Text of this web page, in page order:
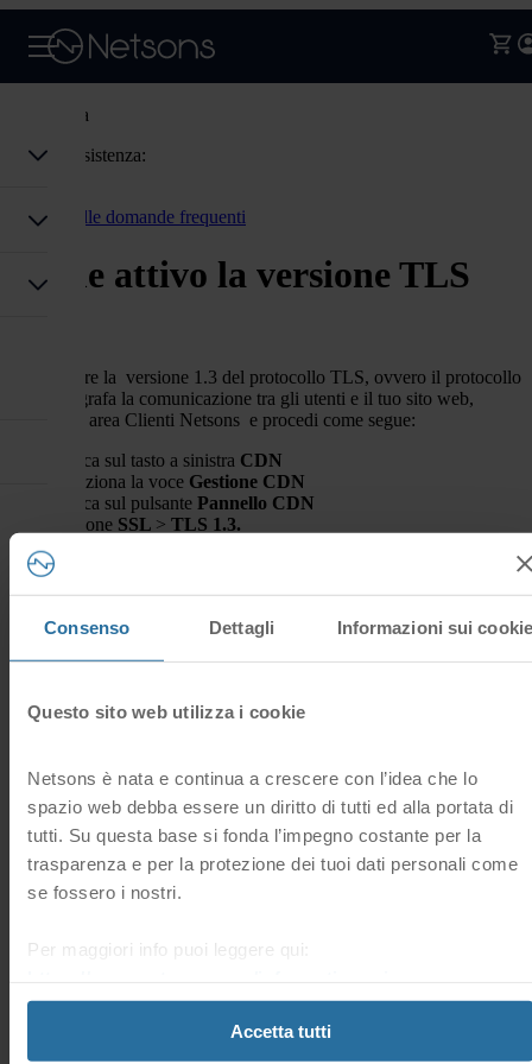
Consenso Dettagli Informazioni sui cookie
Questo sito web utilizza i cookie
Netsons è nata e continua a crescere con l’idea che lo
spazio web debba essere un diritto di tutti ed alla portata di
tutti. Su questa base si fonda l’impegno costante per la
trasparenza e per la protezione dei tuoi dati personali come
se fossero i nostri.
Per maggiori info puoi leggere qui:
Accetta tutti
Assistenza
Codice assistenza:
Torna alle domande frequenti
Come attivo la versione TLS
Per abilitare la versione 1.3 del protocollo TLS, ovvero il protocollo
che crittografa la comunicazione tra gli utenti e il tuo sito web,
accedi all’ area Clienti Netsons e procedi come segue:
clicca sul tasto a sinistra CDN
seleziona la voce Gestione CDN
clicca sul pulsante Pannello CDN
sezione SSL > TLS 1.3.
Hai trovato
Sì
No
Domande frequenti correlate
Come posso accedere al pannello di gestione dei DNS del
servizio di CDN CloudFlare dalla mia Area Clienti?
Puoi accedere direttamente al pannello di gestione dei DNS
di CloudFlare dalla sezione “CDN” > “Gestione CDN” >
“Pannello CDN” > “DNS”.
CDN CloudFlare
la funzione IP Geolocation che trovi nella tua area clienti